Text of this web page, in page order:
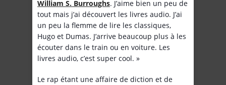
William S. Burroughs. J’aime bien un peu de
tout mais j’ai découvert les livres audio. J’ai
un peu la flemme de lire les classiques,
Hugo et Dumas. J’arrive beaucoup plus à les
écouter dans le train ou en voiture. Les
livres audio, c’est super cool. »
Le rap étant une affaire de diction et de